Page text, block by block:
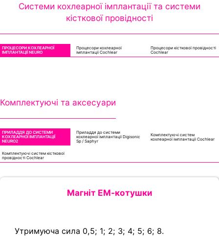
Системи кохлеарної імплантації та системи
кісткової провідності
ПРОЦЕСОРИ КОХЛЕАРНОЇ
ІМПЛАНТАЦІЇ NEURO
Процесори кохлеарної
імплантації Cochlear
Процесори кісткової провідності
Cochlear
Комплектуючі та аксесуари
ПРИЛАДДЯ ДО СИСТЕМИ
КОХЛЕАРНОЇ ІМПЛАНТАЦІЇ
NEURO2
Приладдя до системи
кохлеарної імплантації Digisonic
Sp / Saphyr
Комплектуючі систем
кохлеарної імплантації Cochlear
Комплектуючі систем кісткової
провідності Cochlear
Магніт ЕМ-котушки
Утримуюча сила 0,5; 1; 2; 3; 4; 5; 6; 8.